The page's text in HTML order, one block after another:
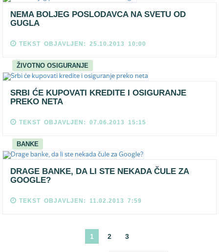
NEMA BOLJEG POSLODAVCA NA SVETU OD
GUGLA
TEKST OBJAVLJEN: 25.10.2013 10:00
ŽIVOTNO OSIGURANJE
SRBI ĆE KUPOVATI KREDITE I OSIGURANJE
PREKO NETA
TEKST OBJAVLJEN: 07.06.2013 15:15
BANKE
DRAGE BANKE, DA LI STE NEKADA ČULE ZA
GOOGLE?
TEKST OBJAVLJEN: 11.02.2013 7:59
1 2 3